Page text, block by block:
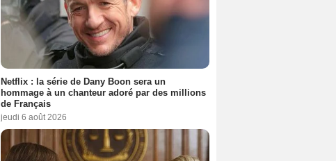
Netflix : la série de Dany Boon sera un
hommage à un chanteur adoré par des millions
de Français
jeudi 6 août 2026